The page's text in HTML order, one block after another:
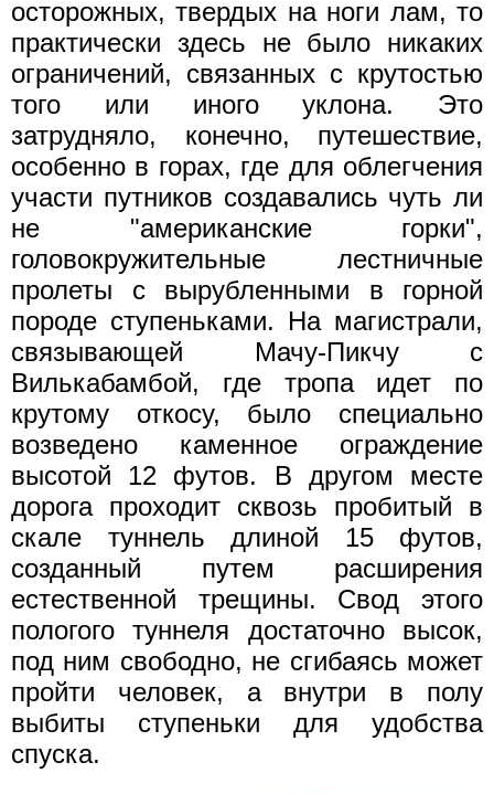
осторожных, твердых на ноги лам, то
практически здесь не было никаких
ограничений, связанных с крутостью
того или иного уклона. Это
затрудняло, конечно, путешествие,
особенно в горах, где для облегчения
участи путников создавались чуть ли
не "американские горки",
головокружительные лестничные
пролеты с вырубленными в горной
породе ступеньками. На магистрали,
связывающей Мачу-Пикчу с
Вилькабамбой, где тропа идет по
крутому откосу, было специально
возведено каменное ограждение
высотой 12 футов. В другом месте
дорога проходит сквозь пробитый в
скале туннель длиной 15 футов,
созданный путем расширения
естественной трещины. Свод этого
пологого туннеля достаточно высок,
под ним свободно, не сгибаясь может
пройти человек, а внутри в полу
выбиты ступеньки для удобства
спуска.